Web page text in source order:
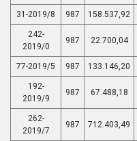
31-2019/8 987 158.537,92
242-
2019/0
987 22.700,04
77-2019/5 987 133.146,20
192-
2019/9
987 67.488,18
262-
2019/7
987 712.403,49